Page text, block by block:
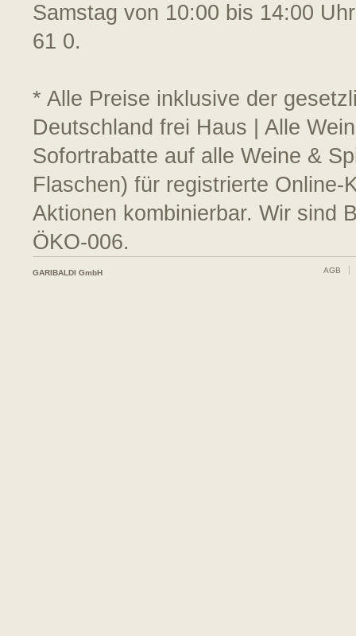
Samstag von 10:00 bis 14:00
61 0.
* Alle Preise inklusive der
Deutschland frei Haus | Alle
Sofortrabatte auf alle Weine &
Flaschen) für registrierte
Aktionen kombinierbar. Wir sind
ÖKO-006.
GARIBALDI GmbH AGB